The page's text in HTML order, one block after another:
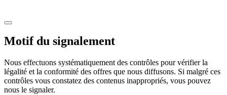
Motif du signalement
Nous effectuons systématiquement des contrôles pour vérifier la
légalité et la conformité des offres que nous diffusons. Si malgré ces
contrôles vous constatez des contenus inappropriés, vous pouvez
nous le signaler.